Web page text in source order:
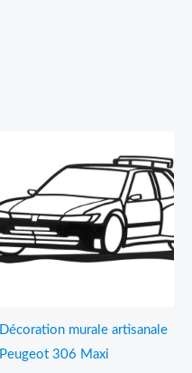
Décoration murale artisanale
Peugeot 306 Maxi
prix :
14,95€
à
22,95€